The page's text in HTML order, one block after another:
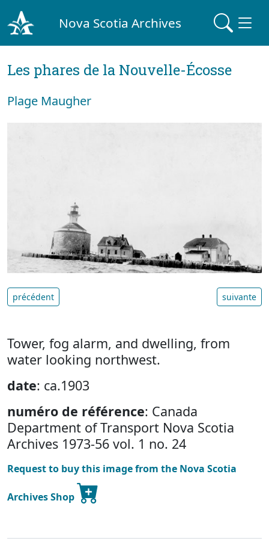
Nova Scotia Archives
Les phares de la Nouvelle-Écosse
Plage Maugher
précédent suivante
Tower, fog alarm, and dwelling, from
water looking northwest.
date: ca.1903
numéro de référence: Canada
Department of Transport Nova Scotia
Archives 1973-56 vol. 1 no. 24
Request to buy this image from the Nova Scotia
Archives Shop